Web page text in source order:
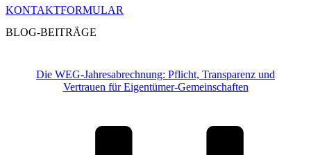
KONTAKTFORMULAR
BLOG-BEITRÄGE
Die WEG-Jahresabrechnung: Pflicht, Transparenz und
Vertrauen für Eigentümer-Gemeinschaften